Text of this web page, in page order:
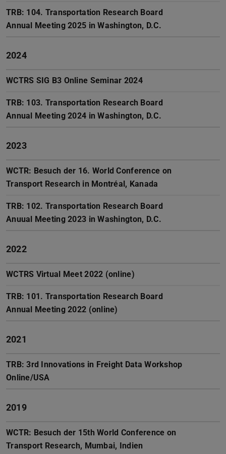
TRB: 104. Transportation Research Board
Annual Meeting 2025 in Washington, D.C.
2024
WCTRS SIG B3 Online Seminar 2024
TRB: 103. Transportation Research Board
Annual Meeting 2024 in Washington, D.C.
2023
WCTR: Besuch der 16. World Conference on
Transport Research in Montréal, Kanada
TRB: 102. Transportation Research Board
Anuual Meeting 2023 in Washington, D.C.
2022
WCTRS Virtual Meet 2022 (online)
TRB: 101. Transportation Research Board
Annual Meeting 2022 (online)
2021
TRB: 3rd Innovations in Freight Data Workshop
Online/USA
2019
WCTR: Besuch der 15th World Conference on
Transport Research, Mumbai, Indien